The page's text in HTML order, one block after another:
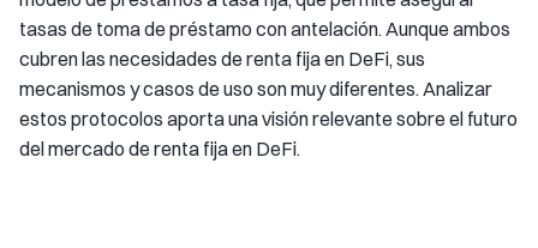
tasas de toma de préstamo con antelación. Aunque ambos
cubren las necesidades de renta fija en DeFi, sus
mecanismos y casos de uso son muy diferentes. Analizar
estos protocolos aporta una visión relevante sobre el futuro
del mercado de renta fija en DeFi.